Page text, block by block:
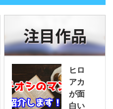
注目作品
ヒロ
アカ
が面
白い